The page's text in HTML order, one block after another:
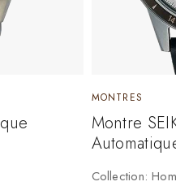
MONTRES
Montre
Collection: